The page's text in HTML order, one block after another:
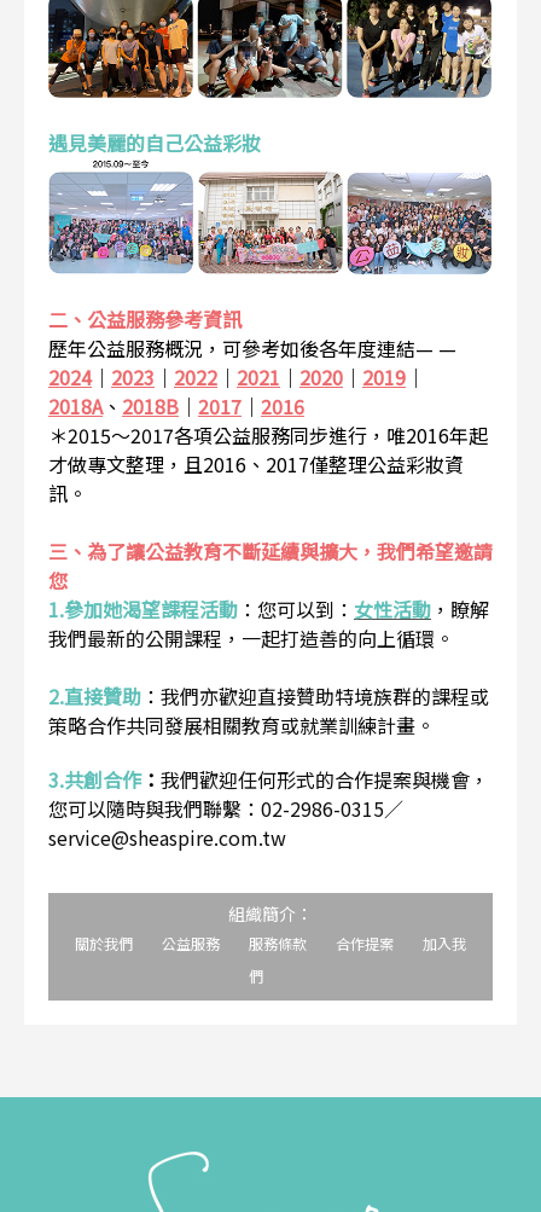
遇見美麗的自己公益彩妝
二、公益服務參考資訊
歷年公益服務概況，可參考如後各年度連結— —
2024｜ 2023 ｜ 2022 ｜ 2021 ｜ 2020 ｜ 2019 ｜
2018A、 2018B ｜ 2017 ｜ 2016
＊2015～2017各項公益服務同步進行，唯2016年起
才做專文整理，且2016、2017僅整理公益彩妝資
訊。
三、為了讓公益教育不斷延續與擴大，我們希望邀請
您
1.參加她渴望課程活動 ： 您可以到： 女性活動 ，瞭解
我們最新的公開課程，一起打造善的向上循環。
2.直接贊助 ： 我們亦歡迎直接贊助特境族群的課程或
策略合作共同發展相關教育或就業訓練計畫。
3.共創合作： 我們歡迎任何形式的合作提案與機會，
您可以隨時與我們聯繫：02-2986-0315／
service@sheaspire.com.tw
組織簡介：
關於我們 公益服務 服務條款 合作提案
加入我
們